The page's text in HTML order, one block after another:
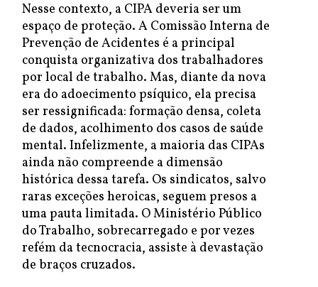
Nesse contexto, a CIPA deveria ser um
espaço de proteção. A Comissão Interna de
Prevenção de Acidentes é a principal
conquista organizativa dos trabalhadores
por local de trabalho. Mas, diante da nova
era do adoecimento psíquico, ela precisa
ser ressignificada: formação densa, coleta
de dados, acolhimento dos casos de saúde
mental. Infelizmente, a maioria das CIPAs
ainda não compreende a dimensão
histórica dessa tarefa. Os sindicatos, salvo
raras exceções heroicas, seguem presos a
uma pauta limitada. O Ministério Público
do Trabalho, sobrecarregado e por vezes
refém da tecnocracia, assiste à devastação
de braços cruzados.